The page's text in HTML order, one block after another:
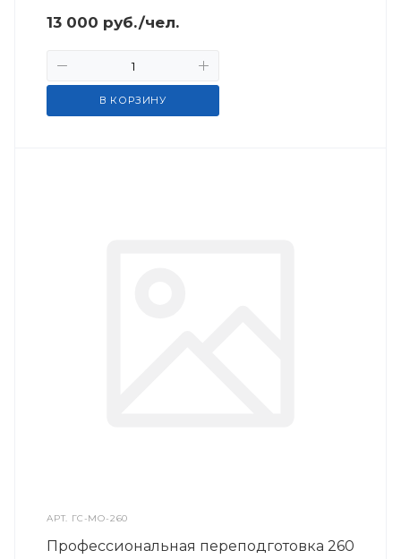
13 000 руб./чел.
В КОРЗИНУ
АРТ. ГС-МО-260
Профессиональная переподготовка 260